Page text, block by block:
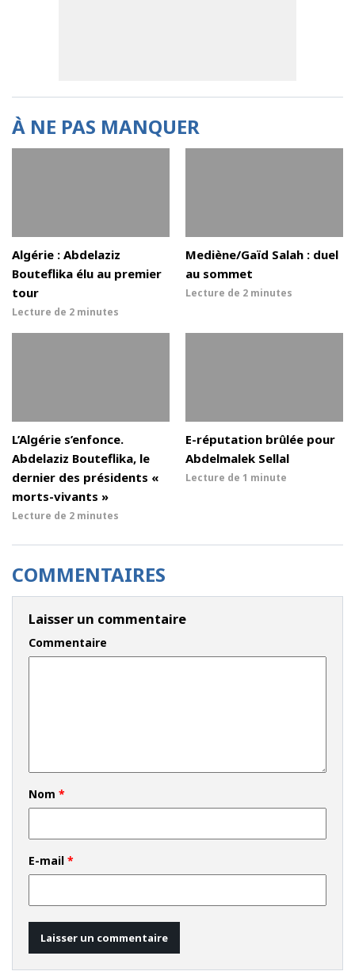
À NE PAS MANQUER
Algérie : Abdelaziz
Bouteflika élu au premier
tour
Lecture de 2 minutes
Mediène/Gaïd Salah : duel
au sommet
Lecture de 2 minutes
L’Algérie s’enfonce.
Abdelaziz Bouteflika, le
dernier des présidents «
morts-vivants »
Lecture de 2 minutes
E-réputation brûlée pour
Abdelmalek Sellal
Lecture de 1 minute
COMMENTAIRES
Laisser un commentaire
Commentaire
Nom *
E-mail *